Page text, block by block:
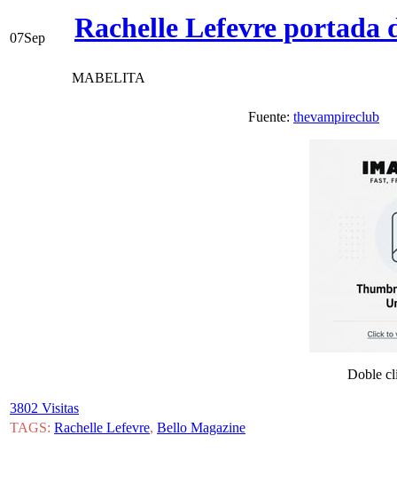
07Sep Rachelle Lefevre portada
MABELITA
Fuente: thevampireclub
Doble
3802 Visitas
TAGS: Rachelle Lefevre, Bello Magazine